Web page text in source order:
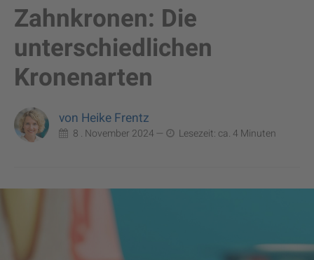
Zahnkronen: Die
unterschiedlichen
Kronenarten
von Heike Frentz
8 . November 2024 — Lesezeit: ca. 4 Minuten